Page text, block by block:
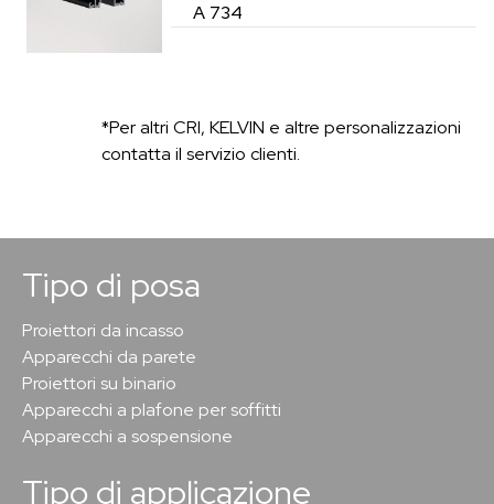
A 734
*Per altri CRI, KELVIN e altre personalizzazioni
contatta il servizio clienti.
Tipo di posa
Proiettori da incasso
Apparecchi da parete
Proiettori su binario
Apparecchi a plafone per soffitti
Apparecchi a sospensione
Tipo di applicazione